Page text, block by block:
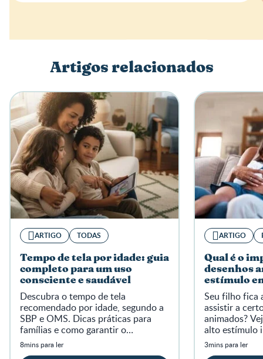
Escreva a sua opinião
Artigos relacionados
ARTIGO TODAS
Tempo de tela por idade: guia
completo para um uso
consciente e saudável
Descubra o tempo de tela
recomendado por idade, segundo a
SBP e OMS. Dicas práticas para
famílias e como garantir o
desenvolvimento saudável do seu
filho.
8mins para ler
ARTIGO
Qual é o
desenhos
estímulo
Seu filho fica
assistir a
animados?
alto estímulo
das crianças.
3mins para ler